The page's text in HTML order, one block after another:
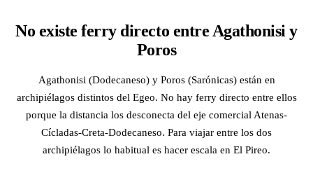
No existe ferry directo entre Agathonisi y
Poros
Agathonisi (Dodecaneso) y Poros (Sarónicas) están en
archipiélagos distintos del Egeo. No hay ferry directo entre ellos
porque la distancia los desconecta del eje comercial Atenas-
Cícladas-Creta-Dodecaneso. Para viajar entre los dos
archipiélagos lo habitual es hacer escala en El Pireo.